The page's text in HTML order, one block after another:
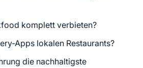
komplett verbieten?
Apps lokalen Restaurants?
die nachhaltigste